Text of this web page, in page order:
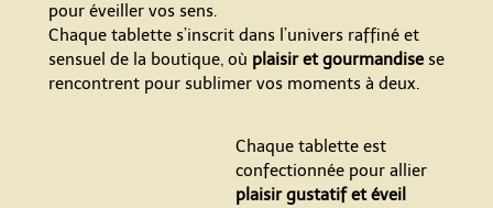
pour éveiller vos sens.
Chaque tablette s’inscrit dans l’univers raffiné et
sensuel de la boutique, où plaisir et gourmandisese
rencontrent pour sublimer vos moments à deux.
Chaque tablette est
confectionnée pour allier
plaisir gustatif et éveil